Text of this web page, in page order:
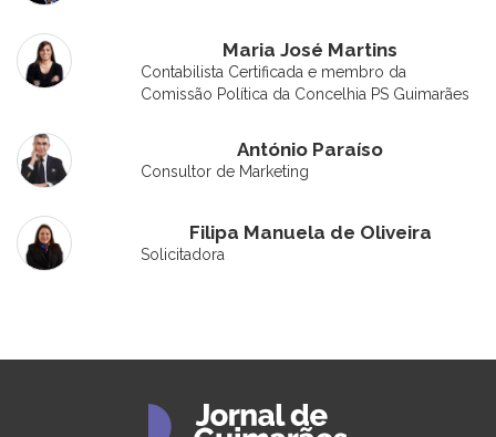
Maria José Martins
Contabilista Certificada e membro da
Comissão Política da Concelhia PS Guimarães
António Paraíso
Consultor de Marketing
Filipa Manuela de Oliveira
Solicitadora